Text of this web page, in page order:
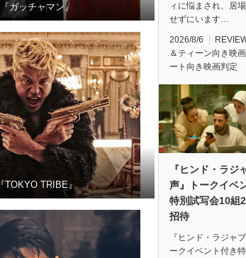
『ガッチャマン』
『TOKYO TRIBE』
ィに悩まされ、居
せずにいます…
2026/8/6
＆ティーン向き映
ート向き映画判定
『ヒンド・ラジ
声』トークイベ
特別試写会10組
招待
『ヒンド・ラジャ
ークイベント付き